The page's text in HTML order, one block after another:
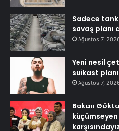
Sadece tank
savaş planı
Ağustos 7, 2026
Yeni nesil
suikast planı
Ağustos 7, 2026
Bakan
karşısındayız